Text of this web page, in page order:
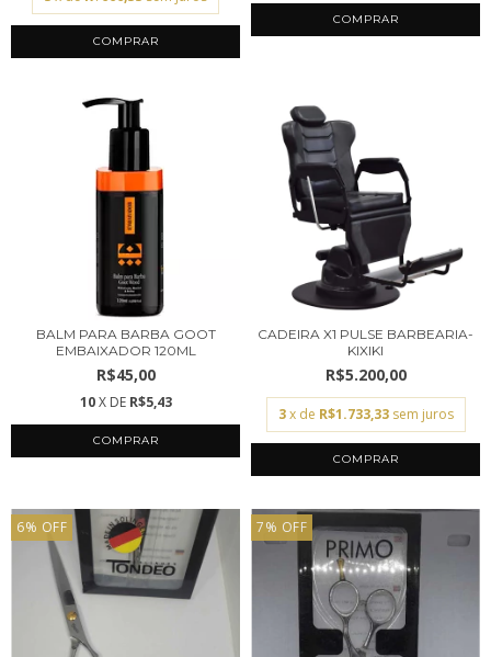
BALM PARA BARBA GOOT
EMBAIXADOR 120ML
R$45,00
10 X DE R$5,43
CADEIRA X1 PULSE BARBEARIA-
KIXIKI
R$5.200,00
3 x de R$1.733,33 sem juros
6% OFF 7% OFF